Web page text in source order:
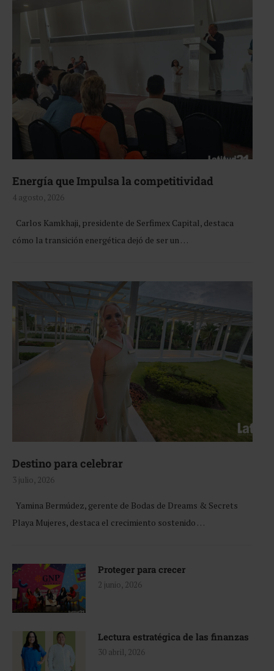
Energía que Impulsa la competitividad
4 agosto, 2026
Carlos Kamkhaji, presidente de Serfimex Capital, destaca
cómo la transición energética dejó de ser un …
Destino para celebrar
3 julio, 2026
Yamina Bermúdez, gerente de Bodas de Dreams & Secrets
Playa Mujeres, destaca el crecimiento sostenido …
Proteger para crecer
2 junio, 2026
Lectura estratégica de las finanzas
30 abril, 2026